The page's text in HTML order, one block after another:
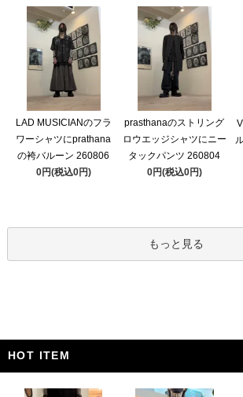
LAD MUSICIANのフラ
ワーシャツにprathana
の袴バルーン 260806
0円(税込0円)
prasthanaのストリング
ロウエッジシャツにニー
タックパンツ 260804
0円(税込0円)
もっと見る
HOT ITEM